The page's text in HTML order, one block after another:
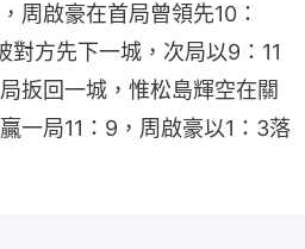
周啟豪在首局曾領先10：
對方先下一城，次局以9：11
扳回一城，惟松島輝空在關
一局11：9，周啟豪以1：3落